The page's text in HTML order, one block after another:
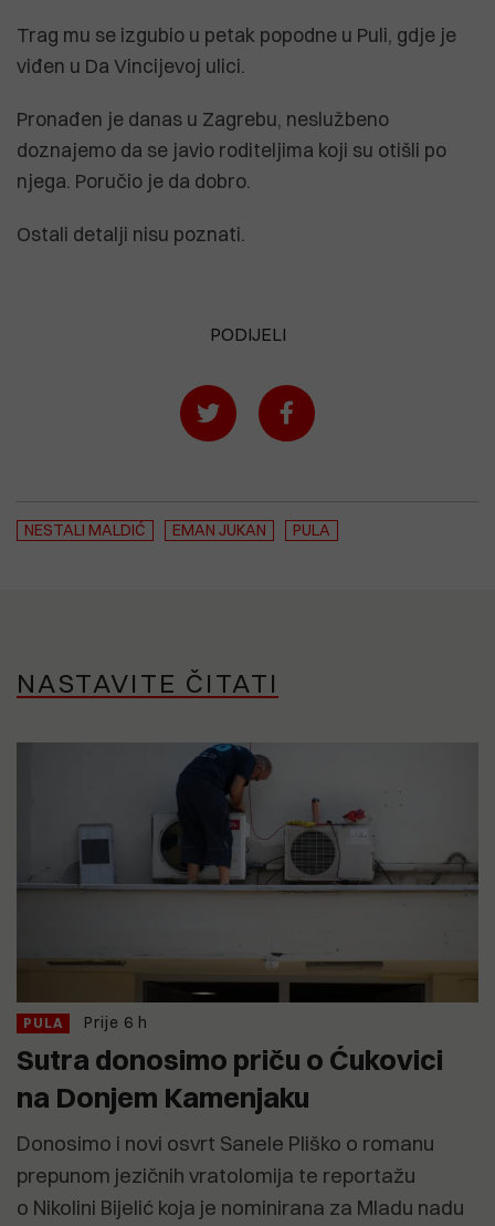
Trag mu se izgubio u petak popodne u Puli, gdje je
viđen u Da Vincijevoj ulici.
Pronađen je danas u Zagrebu, neslužbeno
doznajemo da se javio roditeljima koji su otišli po
njega. Poručio je da dobro.
Ostali detalji nisu poznati.
PODIJELI
NESTALI MALDIĆ EMAN JUKAN PULA
NASTAVITE ČITATI
PULA Prije 6 h
Sutra donosimo priču o Ćukovici
na Donjem Kamenjaku
Donosimo i novi osvrt Sanele Pliško o romanu
prepunom jezičnih vratolomija te reportažu
o Nikolini Bijelić koja je nominirana za Mladu nadu